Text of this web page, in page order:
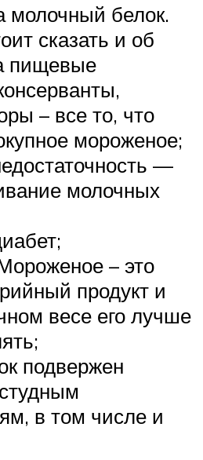
молочный белок.
сказать и об
пищевые
– все то, что
мороженое;
—
молочных
– это
продукт и
весе его лучше
подвержен
в том числе и